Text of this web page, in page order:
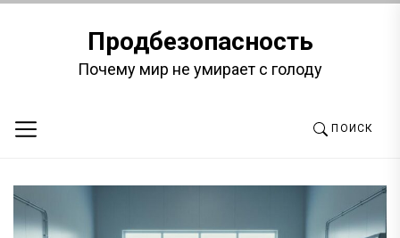
содержимомуПродбезопасность
Почему мир не умирает с голоду
ПОИСК